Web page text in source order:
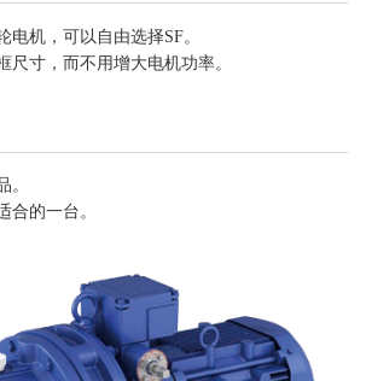
电机，可以自由选择SF。
尺寸，而不用增大电机功率。
。
合的一台。